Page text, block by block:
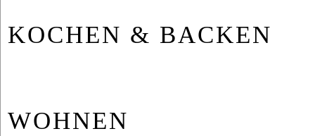
KO­CHEN & BA­CKEN
WOH­NEN